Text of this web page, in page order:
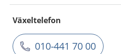
Växeltelefon
010-441 70 00